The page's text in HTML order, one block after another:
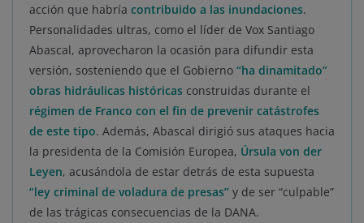
acción que habría contribuido a las inundaciones.
Personalidades ultras, como el líder de Vox Santiago
Abascal, aprovecharon la ocasión para difundir esta
versión, sosteniendo que el Gobierno “ha dinamitado”
obras hidráulicas históricas construidas durante el
régimen de Franco con el fin de prevenir catástrofes
de este tipo. Además, Abascal dirigió sus ataques hacia
la presidenta de la Comisión Europea, Úrsula von der
Leyen, acusándola de estar detrás de esta supuesta
“ley criminal de voladura de presas” y de ser “culpable”
de las trágicas consecuencias de la DANA.